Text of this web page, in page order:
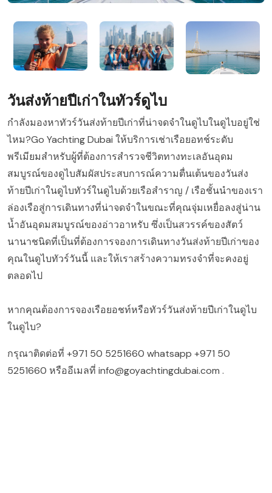
วันส่งท้ายปีเก่าในทัวร์ดูไบ
กำลังมองหาทัวร์วันส่งท้ายปีเก่าที่น่าจดจำในดูไบในดูไบอยู่ใช่
ไหม?Go Yachting Dubai ให้บริการเช่าเรือยอทช์ระดับ
พรีเมียมสำหรับผู้ที่ต้องการสำรวจชีวิตทางทะเลอันอุดม
สมบูรณ์ของดูไบสัมผัสประสบการณ์ความตื่นเต้นของวันส่ง
ท้ายปีเก่าในดูไบทัวร์ในดูไบด้วยเรือสำราญ / เรือชั้นนำของเรา
ล่องเรือสู่การเดินทางที่น่าจดจำในขณะที่คุณจุ่มเหยื่อลงสู่น่าน
น้ำอันอุดมสมบูรณ์ของอ่าวอาหรับ ซึ่งเป็นสวรรค์ของสัตว์
นานาชนิดที่เป็นที่ต้องการจองการเดินทางวันส่งท้ายปีเก่าของ
คุณในดูไบทัวร์วันนี้ และให้เราสร้างความทรงจำที่จะคงอยู่
ตลอดไป
หากคุณต้องการจองเรือยอชท์หรือทัวร์วันส่งท้ายปีเก่าในดูไบ
ในดูไบ?
กรุณาติดต่อที่ +971 50 5251660 whatsapp +971 50
5251660 หรืออีเมลที่ info@goyachtingdubai.com .